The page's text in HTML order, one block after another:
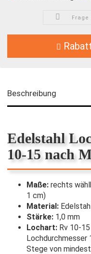
Frage
Beschreibung
Edelstahl
10-15 nach
Maße: rechts
1 cm)
Material:
Stärke: 1,0 mm
Lochart: Rv 10-
Lochdurchmesser
Stege von